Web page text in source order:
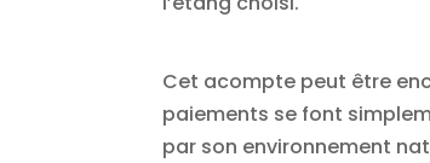
Cet acompte peut être
paiements se font
par son environnement